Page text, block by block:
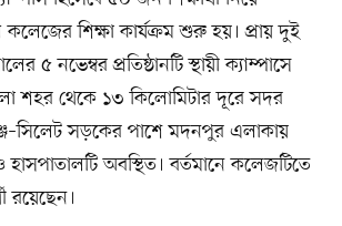
শিক্ষা কার্যক্রম শুরু হয়। প্রায় দুই
৫ নভেম্বর প্রতিষ্ঠানটি স্থায়ী ক্যাম্পাসে
শহর থেকে ১৩ কিলোমিটার দূরে সদর
সড়কের পাশে মদনপুর এলাকায়
অবস্থিত। বর্তমানে কলেজটিতে
রয়েছেন।